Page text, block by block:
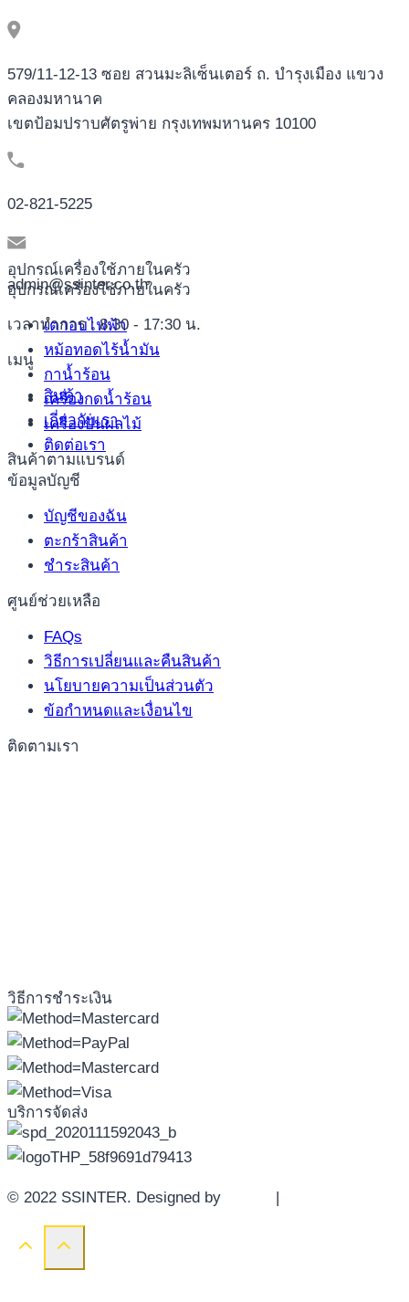
อุปกรณ์เครื่องใช้ภายในครัว
อุปกรณ์เครื่องใช้ภายในครัว
เตาอบไฟฟ้า
หม้อทอดไร้น้ำมัน
กาน้ำร้อน
เครื่องกดน้ำร้อน
เครื่องปั่นผลไม้
สินค้าตามแบรนด์
579/11-12-13 ซอย สวนมะลิเซ็นเตอร์ ถ. บำรุงเมือง แขวง
คลองมหานาค
เขตป้อมปราบศัตรูพ่าย กรุงเทพมหานคร 10100
02-821-5225
admin@ssinter.co.th
เวลาทำการ : 8.30 - 17:30 น.
เมนู
สินค้า
เกี่ยวกับเรา
ติดต่อเรา
ข้อมูลบัญชี
บัญชีของฉัน
ตะกร้าสินค้า
ชำระสินค้า
ศูนย์ช่วยเหลือ
FAQs
วิธีการเปลี่ยนและคืนสินค้า
นโยบายความเป็นส่วนตัว
ข้อกำหนดและเงื่อนไข
ติดตามเรา
วิธีการชำระเงิน
บริการจัดส่ง
© 2022 SSINTER. Designed by |